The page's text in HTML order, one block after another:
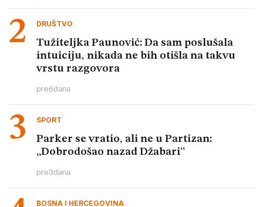
DRUŠTVO
Tužiteljka Paunović: Da sam poslušala
intuiciju, nikada ne bih otišla na takvu
vrstu razgovora
pre6dana
SPORT
Parker se vratio, ali ne u Partizan:
„Dobrodošao nazad Džabari“
pre3dana
BOSNA I HERCEGOVINA